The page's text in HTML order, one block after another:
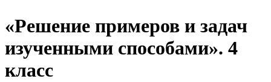
«Решение примеров и задач
изученными способами». 4
класс